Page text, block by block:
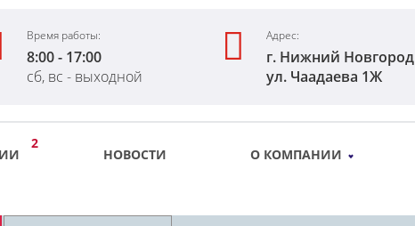
Время работы:
8:00 - 17:00
сб, вс - выходной
Адрес:
г. Нижний Новгород
ул. Чаадаева 1Ж
2
НОВОСТИ О КОМПАНИИ